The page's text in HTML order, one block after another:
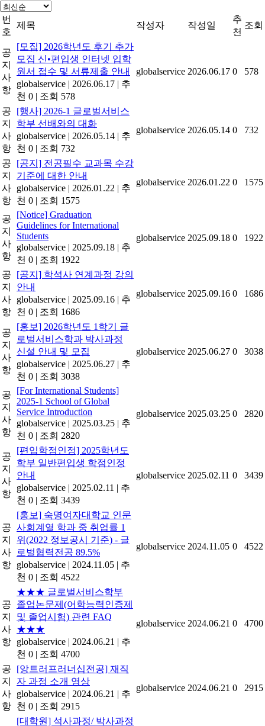
번
호
제목 작성자 작성일
추
천
조회
공
지
사
항
[모집] 2026학년도 후기 추가
모집 신•편입생 인터넷 입학
원서 접수 및 서류제출 안내
globalservice | 2026.06.17 | 추
천 0 | 조회 578
globalservice 2026.06.17 0 578
공
지
사
항
[행사] 2026-1 글로벌서비스
학부 선배와의 대화
globalservice | 2026.05.14 | 추
천 0 | 조회 732
globalservice 2026.05.14 0 732
공
지
사
항
[공지] 전공필수 교과목 수강
기준에 대한 안내
globalservice | 2026.01.22 | 추
천 0 | 조회 1575
globalservice 2026.01.22 0 1575
공
지
사
항
[Notice] Graduation
Guidelines for International
Students
globalservice | 2025.09.18 | 추
천 0 | 조회 1922
globalservice 2025.09.18 0 1922
공
지
사
항
[공지] 학석사 연계과정 강의
안내
globalservice | 2025.09.16 | 추
천 0 | 조회 1686
globalservice 2025.09.16 0 1686
공
지
사
항
[홍보] 2026학년도 1학기 글
로벌서비스학과 박사과정
신설 안내 및 모집
globalservice | 2025.06.27 | 추
천 0 | 조회 3038
globalservice 2025.06.27 0 3038
공
지
사
항
[For International Students]
2025-1 School of Global
Service Introduction
globalservice | 2025.03.25 | 추
천 0 | 조회 2820
globalservice 2025.03.25 0 2820
공
지
사
항
[편입학점인정] 2025학년도
학부 일반편입생 학점인정
안내
globalservice | 2025.02.11 | 추
천 0 | 조회 3439
globalservice 2025.02.11 0 3439
공
지
사
항
[홍보] 숙명여자대학교 인문
사회계열 학과 중 취업률 1
위(2022 정보공시 기준) - 글
로벌협력전공 89.5%
globalservice | 2024.11.05 | 추
천 0 | 조회 4522
globalservice 2024.11.05 0 4522
공
지
사
항
★★★ 글로벌서비스학부
졸업논문제(어학능력인증제
및 졸업시험) 관련 FAQ
★★★
globalservice | 2024.06.21 | 추
천 0 | 조회 4700
globalservice 2024.06.21 0 4700
공
지
사
항
[앙트러프러너십전공] 재직
자 과정 소개 영상
globalservice | 2024.06.21 | 추
천 0 | 조회 2915
globalservice 2024.06.21 0 2915
[대학원] 석사과정/ 박사과정